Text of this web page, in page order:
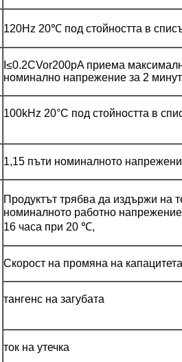
120Hz 20℃ под стойността в
I≤0.2CVor200pA приема
номинално напрежение за 2
100kHz 20°C под стойността в
1,15 пъти номиналното
Продуктът трябва да издържи на
номиналното работно
16 часа при 20 ℃,
Скорост на промяна на капацитета
тангенс на загубата
ток на утечка